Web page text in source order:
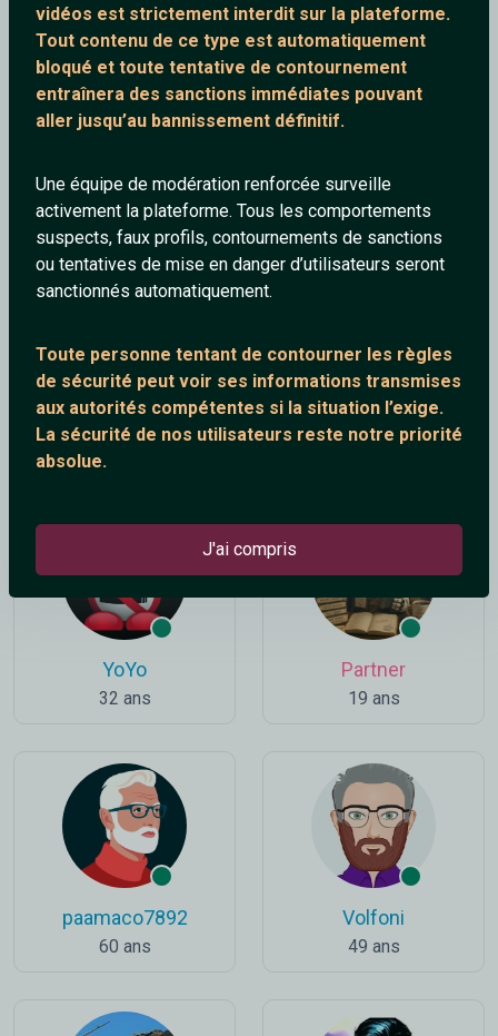
vidéos est strictement interdit sur la plateforme.
Tout contenu de ce type est automatiquement
bloqué et toute tentative de contournement
entraînera des sanctions immédiates pouvant
aller jusqu’au bannissement définitif.
Une équipe de modération renforcée surveille
activement la plateforme. Tous les comportements
suspects, faux profils, contournements de sanctions
ou tentatives de mise en danger d’utilisateurs seront
sanctionnés automatiquement.
Toute personne tentant de contourner les règles
de sécurité peut voir ses informations transmises
aux autorités compétentes si la situation l’exige.
La sécurité de nos utilisateurs reste notre priorité
absolue.
J'ai compris
Thiou
63 ans
Falcon
36 ans
Notcome Christian
YoYo
32 ans
Partner
19 ans
paamaco7892
60 ans
Volfoni
49 ans